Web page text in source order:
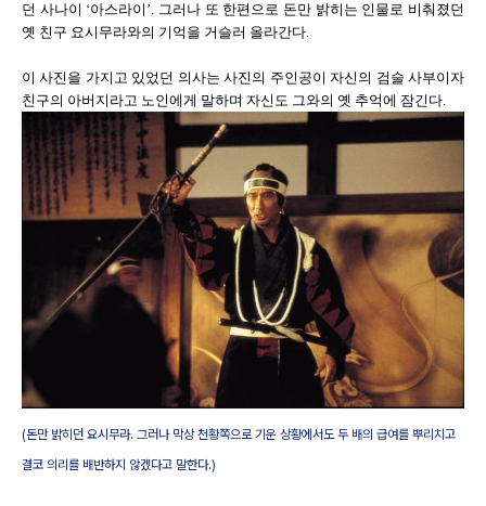
던 사나이 ‘아스라이’. 그러나 또 한편으로 돈만 밝히는 인물로 비춰졌던
옛 친구 요시무라와의 기억을 거슬러 올라간다.
이 사진을 가지고 있었던 의사는 사진의 주인공이 자신의 검술 사부이자
친구의 아버지라고 노인에게 말하며 자신도 그와의 옛 추억에 잠긴다.
(돈만 밝히던 요시무라. 그러나 막상 천황쪽으로 기운 상황에서도 두 배의 급여를 뿌리치고
결코 의리를 배반하지 않겠다고 말한다.)